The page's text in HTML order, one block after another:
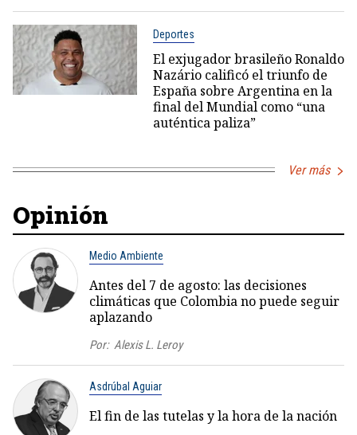
Deportes
El exjugador brasileño Ronaldo
Nazário calificó el triunfo de
España sobre Argentina en la
final del Mundial como “una
auténtica paliza”
Ver más
Opinión
Medio Ambiente
Antes del 7 de agosto: las decisiones
climáticas que Colombia no puede seguir
aplazando
Por: Alexis L. Leroy
Asdrúbal Aguiar
El fin de las tutelas y la hora de la nación